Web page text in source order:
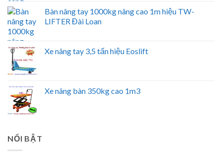
Bàn nâng tay 1000kg nâng cao 1m hiệu TW-
LIFTER Đài Loan
Xe nâng tay 3,5 tấn hiệu Eoslift
Xe nâng bàn 350kg cao 1m3
NỔI BẬT